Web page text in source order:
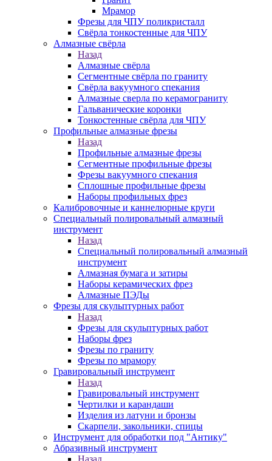
Мрамор
Фрезы для ЧПУ поликристалл
Свёрла тонкостенные для ЧПУ
Алмазные свёрла
Назад
Алмазные свёрла
Сегментные свёрла по граниту
Свёрла вакуумного спекания
Алмазные сверла по керамограниту
Гальванические коронки
Тонкостенные свёрла для ЧПУ
Профильные алмазные фрезы
Назад
Профильные алмазные фрезы
Сегментные профильные фрезы
Фрезы вакуумного спекания
Сплошные профильные фрезы
Наборы профильных фрез
Калибровочные и каннелюрные круги
Специальный полировальный алмазный
инструмент
Назад
Специальный полировальный алмазный
инструмент
Алмазная бумага и затиры
Наборы керамических фрез
Алмазные ПЭДы
Фрезы для скульптурных работ
Назад
Фрезы для скульптурных работ
Наборы фрез
Фрезы по граниту
Фрезы по мрамору
Гравировальный инструмент
Назад
Гравировальный инструмент
Чертилки и карандаши
Изделия из латуни и бронзы
Скарпели, закольники, спицы
Инструмент для обработки под "Антику"
Абразивный инструмент
Назад